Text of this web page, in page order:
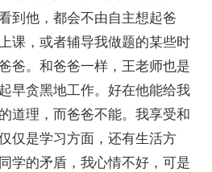
到他，都会不由自主想起爸
课，或者辅导我做题的某些时
爸。和爸爸一样，王老师也是
早贪黑地工作。好在他能给我
道理，而爸爸不能。我享受和
仅是学习方面，还有生活方
学的矛盾，我心情不好，可是